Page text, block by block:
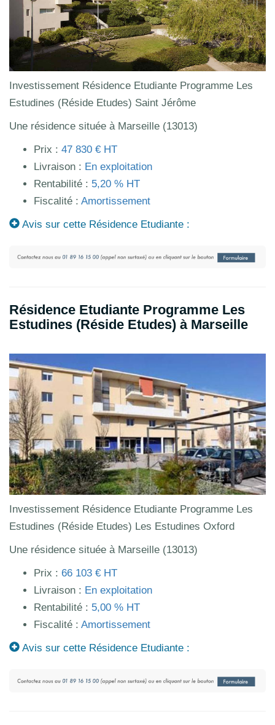
Investissement Résidence Etudiante Programme Les
Estudines (Réside Etudes) Saint Jérôme
Une résidence située à Marseille (13013)
Prix : 47 830 € HT
Livraison : En exploitation
Rentabilité : 5,20 % HT
Fiscalité : Amortissement
Avis sur cette Résidence Etudiante :
Résidence Etudiante Programme Les
Estudines (Réside Etudes) à Marseille
Investissement Résidence Etudiante Programme Les
Estudines (Réside Etudes) Les Estudines Oxford
Une résidence située à Marseille (13013)
Prix : 66 103 € HT
Livraison : En exploitation
Rentabilité : 5,00 % HT
Fiscalité : Amortissement
Avis sur cette Résidence Etudiante :